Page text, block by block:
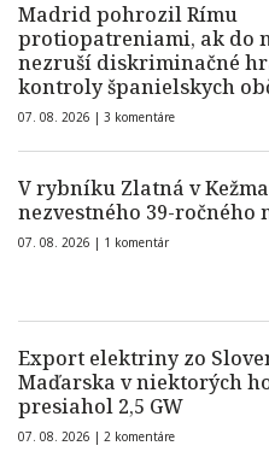
Madrid pohrozil Rímu
protiopatreniami, ak do
nezruší diskriminačné
kontroly španielskych
07. 08. 2026 | 3 komentáre
V rybníku Zlatná v
nezvestného 39-ročného
07. 08. 2026 | 1 komentár
Export elektriny zo
Maďarska v niektorých
presiahol 2,5 GW
07. 08. 2026 | 2 komentáre